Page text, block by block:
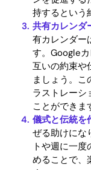
持するという
共有カレンダ
有カレンダー
す。Google
互いの約束や
ましょう。
ラストレーシ
ことができま
儀式と伝統を
ぜる助けにな
トや週に一
めることで、